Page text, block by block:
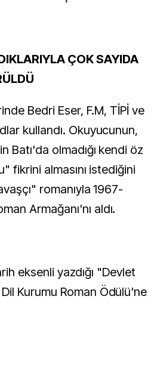
ÇOK SAYIDA
Bedri Eser, F.M, TİPİ ve
kullandı. Okuyucunun,
Batı'da olmadığı kendi öz
fikrini almasını istediğini
romanıyla 1967-
Armağanı'nı aldı.
eksenli yazdığı "Devlet
Kurumu Roman Ödülü'ne